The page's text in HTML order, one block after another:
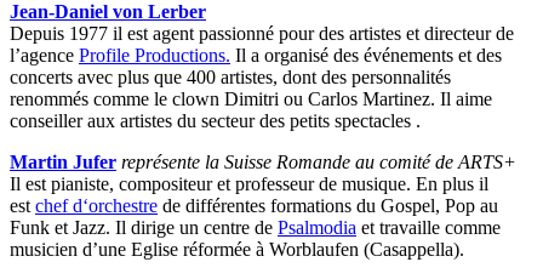
Jean-Daniel von Lerber
Depuis 1977 il est agent passionné pour des artistes et directeur de
l’agence Profile Productions. Il a organisé des événements et des
concerts avec plus que 400 artistes, dont des personnalités
renommés comme le clown Dimitri ou Carlos Martinez. Il aime
conseiller aux artistes du secteur des petits spectacles .
Martin Jufer représente la Suisse Romande au comité de ARTS+
Il est pianiste, compositeur et professeur de musique. En plus il
est chef d‘orchestre de différentes formations du Gospel, Pop au
Funk et Jazz. Il dirige un centre de Psalmodia et travaille comme
musicien d’une Eglise réformée à Worblaufen (Casappella).